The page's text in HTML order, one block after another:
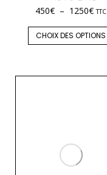
450€ – 1250€ TTC
CHOIX DES OPTIONS